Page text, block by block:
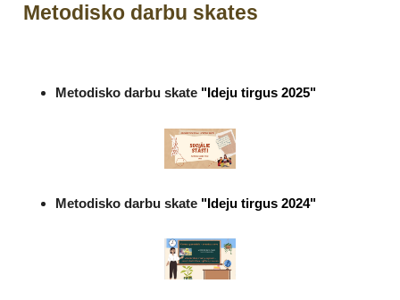
Metodisko darbu skates
Metodisko darbu skate "Ideju tirgus 2025"
Metodisko darbu skate "Ideju tirgus 2024"